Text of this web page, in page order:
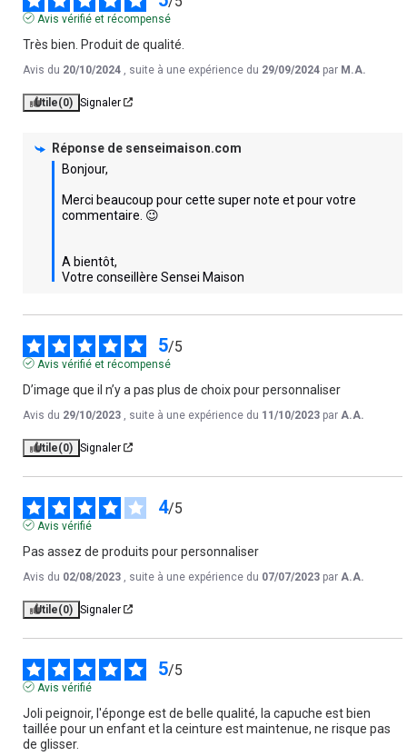
Avis vérifié et récompensé
Très bien. Produit de qualité.
Avis du 20/10/2024 , suite à une expérience du 29/09/2024 par M.A.
Utile(0) Signaler
Réponse de senseimaison.com
Bonjour,
Merci beaucoup pour cette super note et pour votre
commentaire. 😉
A bientôt,
Votre conseillère Sensei Maison
5/5
Avis vérifié et récompensé
D’image que il n’y a pas plus de choix pour personnaliser
Avis du 29/10/2023 , suite à une expérience du 11/10/2023 par A.A.
Utile(0) Signaler
4/5
Avis vérifié
Pas assez de produits pour personnaliser
Avis du 02/08/2023 , suite à une expérience du 07/07/2023 par A.A.
Utile(0) Signaler
5/5
Avis vérifié
Joli peignoir, l'éponge est de belle qualité, la capuche est bien
taillée pour un enfant et la ceinture est maintenue, ne risque pas
de glisser.